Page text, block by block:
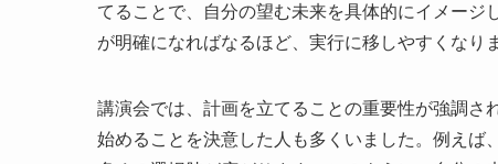
てることで、自分の望む未来を具体的にイメー
が明確になればなるほど、実行に移しやすくなり
講演会では、計画を立てることの重要性が強調さ
始めることを決意した人も多くいました。例えば